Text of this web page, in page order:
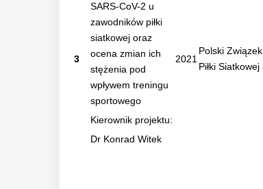
3
SARS-CoV-2 u
zawodników piłki
siatkowej oraz
ocena zmian ich
stężenia pod
wpływem treningu
sportowego
Kierownik projektu:
Dr Konrad Witek
2021
Polski Związek
Piłki Siatkowej